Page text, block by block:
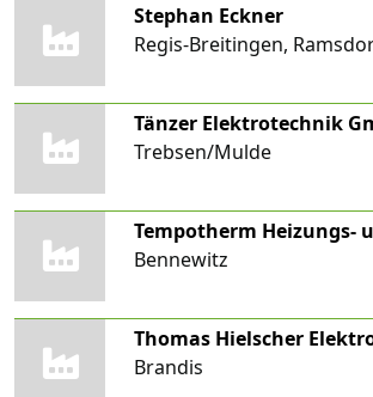
Stephan Eckner
Regis-Breitingen,
Tänzer Elektrotechnik
Trebsen/Mulde
Bennewitz
Thomas Hielscher
Brandis